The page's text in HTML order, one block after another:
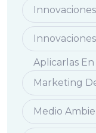
Aplicarlas
Marketing
Medio